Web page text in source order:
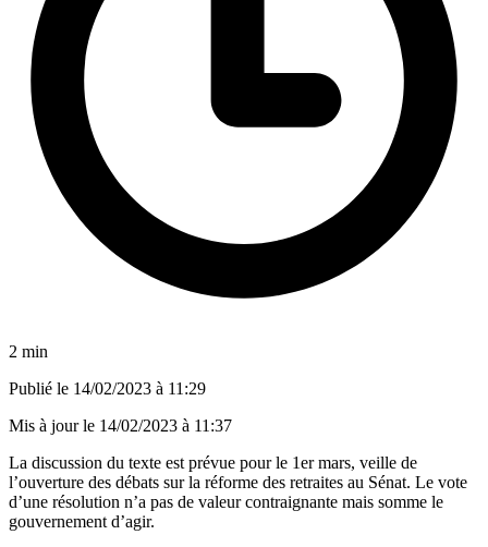
2 min
Publié le 14/02/2023 à 11:29
Mis à jour le 14/02/2023 à 11:37
La discussion du texte est prévue pour le 1er mars, veille de
l’ouverture des débats sur la réforme des retraites au Sénat. Le vote
d’une résolution n’a pas de valeur contraignante mais somme le
gouvernement d’agir.